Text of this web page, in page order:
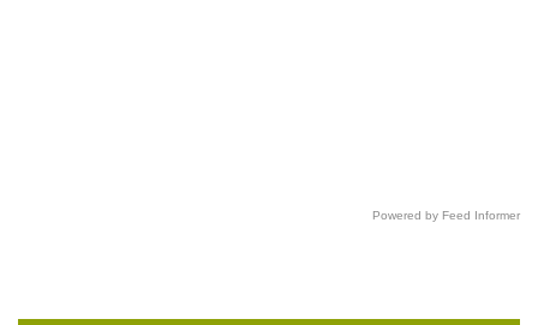
Powered by Feed Informer